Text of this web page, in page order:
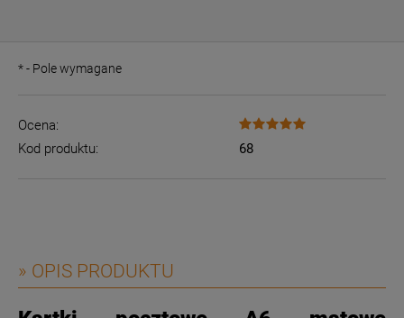
*- Pole wymagane
Ocena:
Kod produktu:
68
» OPIS PRODUKTU